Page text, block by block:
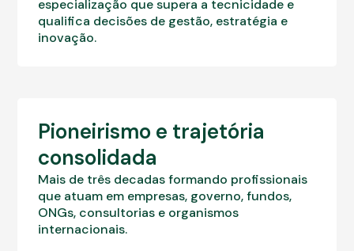
especialização que supera a tecnicidade e
qualifica decisões de gestão, estratégia e
inovação.
Pioneirismo e trajetória
consolidada
Mais de três decadas formando profissionais
que atuam em empresas, governo, fundos,
ONGs, consultorias e organismos
internacionais.